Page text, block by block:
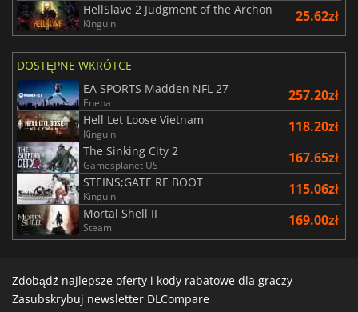
HellSlave 2 Judgment of the Archon
Kinguin 25.62zł
DOSTĘPNE WKRÓTCE
EA SPORTS Madden NFL 27
Eneba 257.20zł
Hell Let Loose Vietnam
Kinguin 118.20zł
The Sinking City 2
Gamesplanet US 167.65zł
STEINS;GATE RE BOOT
Kinguin 115.06zł
Mortal Shell II
Steam 169.00zł
Zdobądź najlepsze oferty i kody rabatowe dla graczy
Zasubskrybuj newsletter DLCompare